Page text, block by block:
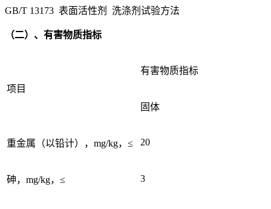
GB/T 13173 表面活性剂 洗涤剂试验方法
（二）、有害物质指标
项目
有害物质指标
固体
重金属（以铅计），mg/kg，≤ 20
砷，mg/kg，≤ 3